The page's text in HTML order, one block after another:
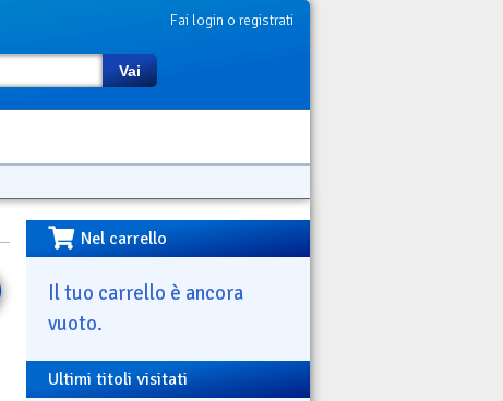
Fai login o registrati
Vai
Nel carrello
Il tuo carrello è ancora
vuoto.
Ultimi titoli visitati